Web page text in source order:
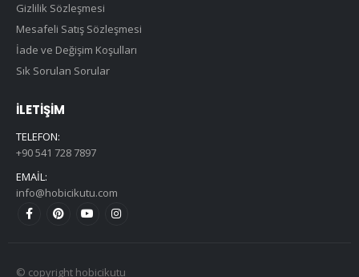
Gizlilik Sözleşmesi
Mesafeli Satış Sözleşmesi
İade ve Değişim Koşulları
Sık Sorulan Sorular
İLETIŞIM
TELEFON:
+90 541 728 7897
EMAIL:
info@hobicikutu.com
© copyright hobicikutu